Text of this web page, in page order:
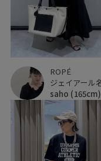
ROPÉ
saho (165cm)